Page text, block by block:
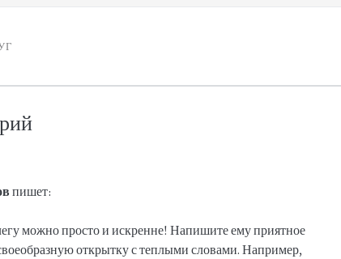
пишет:
можно просто и искренне! Напишите ему приятное
открытку с теплыми словами. Например,